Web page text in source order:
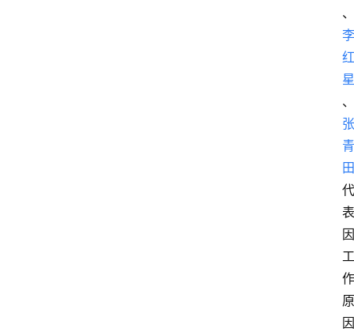
、
李
红
星
、
张
青
田
代
表
因
工
作
原
因